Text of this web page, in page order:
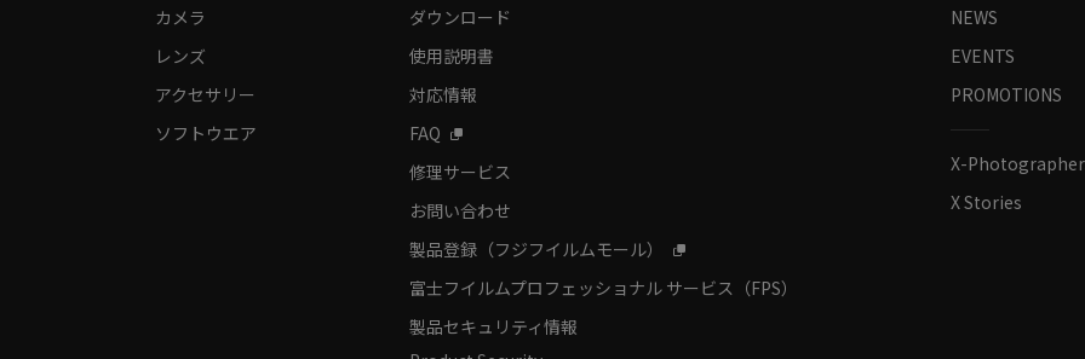
カメラ
レンズ
アクセサリー
ソフトウエア
ダウンロード
使用説明書
対応情報
FAQ
修理サービス
お問い合わせ
製品登録（フジフイルムモール）
富士フイルムプロフェッショナル サービス（FPS）
製品セキュリティ情報
NEWS
EVENTS
PROMOTIONS
X-
X Stories